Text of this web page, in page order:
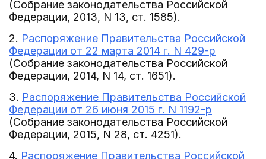
(Собрание законодательства Российской
Федерации, 2013, N 13, ст. 1585).
2. Распоряжение Правительства Российской
Федерации от 22 марта 2014 г. N 429-р
(Собрание законодательства Российской
Федерации, 2014, N 14, ст. 1651).
3. Распоряжение Правительства Российской
Федерации от 26 июня 2015 г. N 1192-р
(Собрание законодательства Российской
Федерации, 2015, N 28, ст. 4251).
4. Распоряжение Правительства Российской